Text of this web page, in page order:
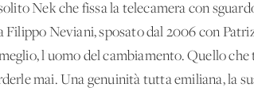
Nek che fissa la telecamera con
Filippo Neviani, sposato dal 2006 con
l'uomo del cambiamento. Quello
mai. Una genuinità tutta emiliana, la